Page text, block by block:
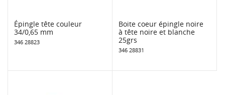
Épingle tête couleur
34/0,65 mm
346 28823
Boite coeur épingle noire
à tête noire et blanche
25grs
346 28831